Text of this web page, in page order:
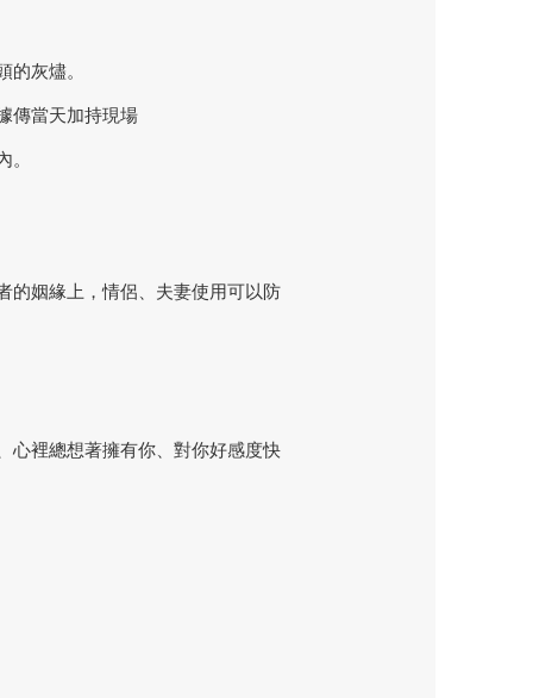
灰燼。
傳當天加持現場
的姻緣上，情侶、夫妻使用可以防
心裡總想著擁有你、對你好感度快